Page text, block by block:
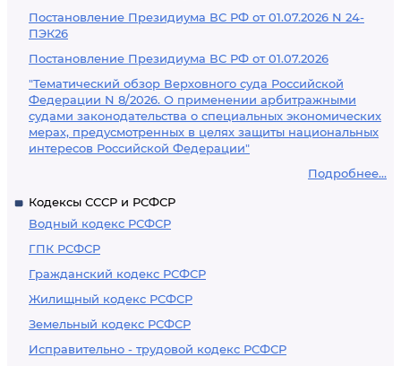
Постановление Президиума ВС РФ от 01.07.2026 N 24-
ПЭК26
Постановление Президиума ВС РФ от 01.07.2026
"Тематический обзор Верховного суда Российской
Федерации N 8/2026. О применении арбитражными
судами законодательства о специальных экономических
мерах, предусмотренных в целях защиты национальных
интересов Российской Федерации"
Подробнее...
Кодексы СССР и РСФСР
Водный кодекс РСФСР
ГПК РСФСР
Гражданский кодекс РСФСР
Жилищный кодекс РСФСР
Земельный кодекс РСФСР
Исправительно - трудовой кодекс РСФСР